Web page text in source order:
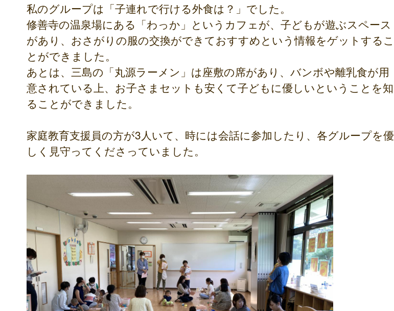
私のグループは「子連れで行ける外食は？」でした。
修善寺の温泉場にある「わっか」というカフェが、子どもが遊ぶスペース
があり、おさがりの服の交換ができておすすめという情報をゲットするこ
とができました。
あとは、三島の「丸源ラーメン」は座敷の席があり、バンボや離乳食が用
意されている上、お子さまセットも安くて子どもに優しいということを知
ることができました。
家庭教育支援員の方が3人いて、時には会話に参加したり、各グループを優
しく見守ってくださっていました。